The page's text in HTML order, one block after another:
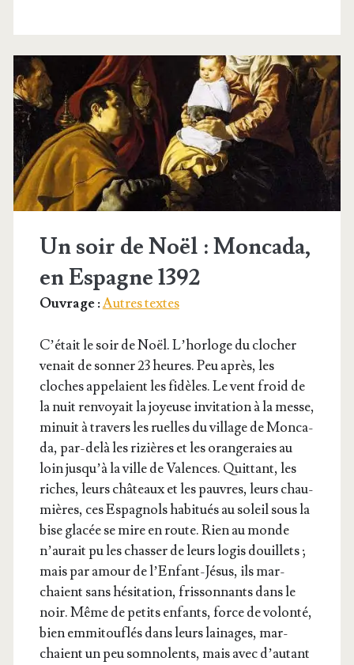
Un soir de Noël : Moncada,
en Espagne 1392
Ouvrage :Autres textes
C’é­tait le soir de Noël. L’hor­loge du clo­cher
venait de son­ner 23 heures. Peu après, les
cloches appe­laient les fidèles. Le vent froid de
la nuit ren­voyait la joyeuse invi­ta­tion à la messe,
minuit à tra­vers les ruelles du vil­lage de Mon­ca­
da, par-delà les rizières et les oran­ge­raies au
loin jus­qu’à la ville de Valences. Quit­tant, les
riches, leurs châ­teaux et les pauvres, leurs chau­
mières, ces Espa­gnols habi­tués au soleil sous la
bise gla­cée se mire en route. Rien au monde
n’au­rait pu les chas­ser de leurs logis douillets ;
mais par amour de l’En­fant-Jésus, ils mar­
chaient sans hési­ta­tion, fris­son­nants dans le
noir. Même de petits enfants, force de volon­té,
bien emmi­tou­flés dans leurs lai­nages, mar­
chaient un peu som­no­lents, mais avec d’au­tant